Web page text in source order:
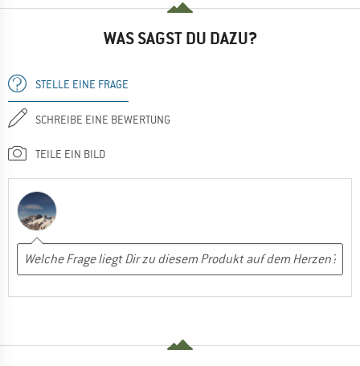
WAS SAGST DU DAZU?
STELLE EINE FRAGE
SCHREIBE EINE BEWERTUNG
TEILE EIN BILD